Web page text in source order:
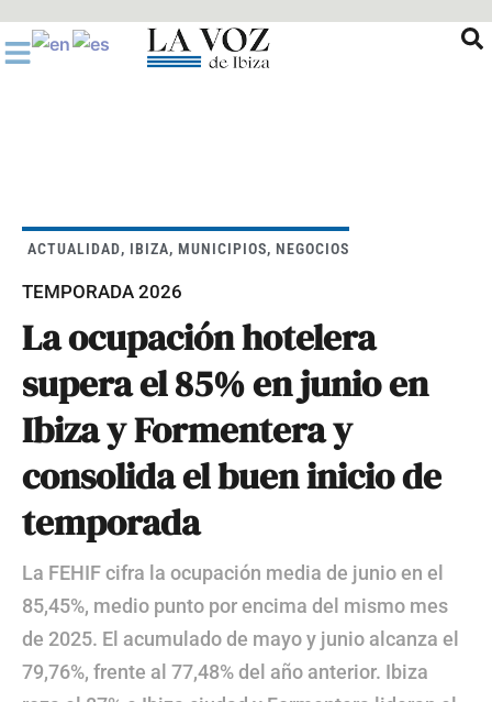
al
contenido
ACTUALIDAD, IBIZA, MUNICIPIOS, NEGOCIOS
TEMPORADA 2026
La ocupación hotelera
supera el 85% en junio en
Ibiza y Formentera y
consolida el buen inicio de
temporada
La FEHIF cifra la ocupación media de junio en el
85,45%, medio punto por encima del mismo mes
de 2025. El acumulado de mayo y junio alcanza el
79,76%, frente al 77,48% del año anterior. Ibiza